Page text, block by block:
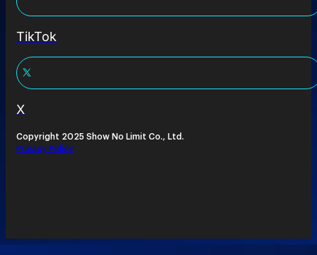
TikTok
X
Copyright 2025 Show No Limit Co., Ltd.
Privacy Policy